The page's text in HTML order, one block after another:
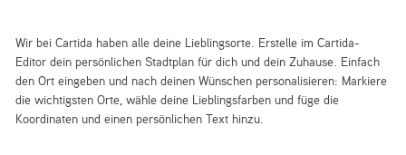
Wir bei Cartida haben alle deine Lieblingsorte. Erstelle im Cartida-
Editor dein persönlichen Stadtplan für dich und dein Zuhause. Einfach
den Ort eingeben und nach deinen Wünschen personalisieren: Markiere
die wichtigsten Orte, wähle deine Lieblingsfarben und füge die
Koordinaten und einen persönlichen Text hinzu.